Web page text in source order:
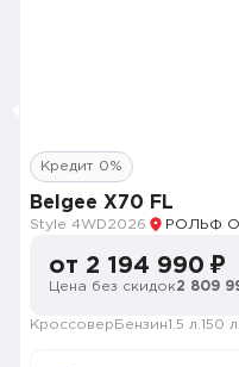
Кредит 0%
Belgee X70 FL
Style 4WD2026 РОЛЬФ
от 2 194 990 ₽
Цена без скидок2 809
Кроссовер Бензин1.5 л. 150